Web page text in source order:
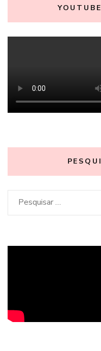
Pesquisar
por: